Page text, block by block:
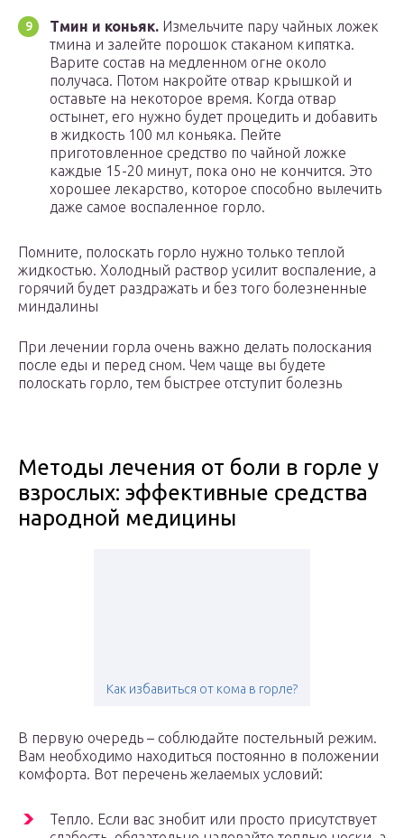
Тмин и коньяк. Измельчите пару чайных ложек
тмина и залейте порошок стаканом кипятка.
Варите состав на медленном огне около
получаса. Потом накройте отвар крышкой и
оставьте на некоторое время. Когда отвар
остынет, его нужно будет процедить и добавить
в жидкость 100 мл коньяка. Пейте
приготовленное средство по чайной ложке
каждые 15-20 минут, пока оно не кончится. Это
хорошее лекарство, которое способно вылечить
даже самое воспаленное горло.
Помните, полоскать горло нужно только теплой
жидкостью. Холодный раствор усилит воспаление, а
горячий будет раздражать и без того болезненные
миндалины
При лечении горла очень важно делать полоскания
после еды и перед сном. Чем чаще вы будете
полоскать горло, тем быстрее отступит болезнь
Методы лечения от боли в горле у
взрослых: эффективные средства
народной медицины
Как избавиться от кома в горле?
В первую очередь – соблюдайте постельный режим.
Вам необходимо находиться постоянно в положении
комфорта. Вот перечень желаемых условий:
Тепло. Если вас знобит или просто присутствует